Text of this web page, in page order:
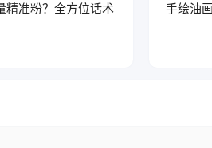
精准粉？全方位话术
手绘油